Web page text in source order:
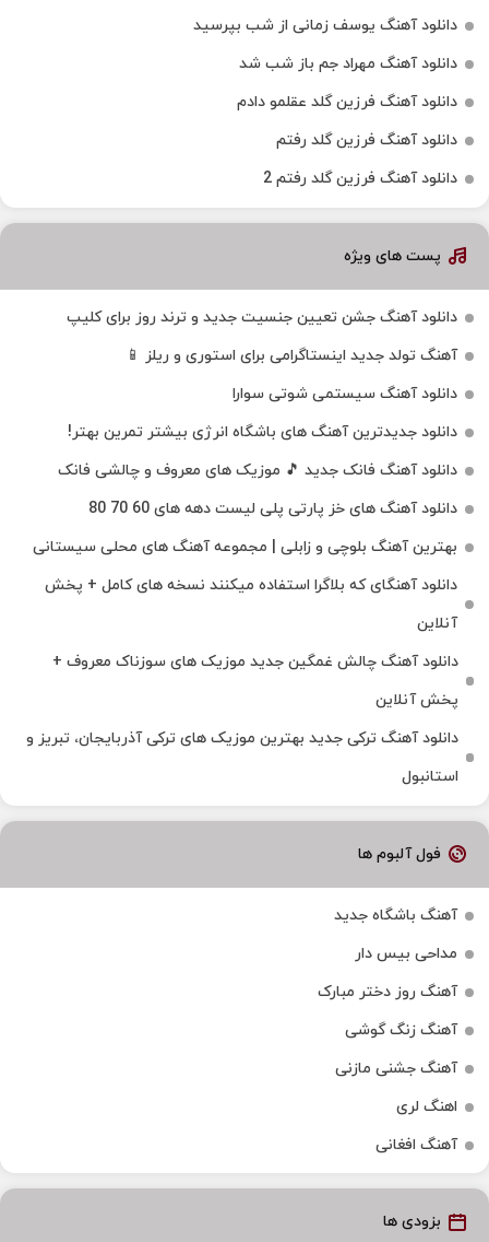
دانلود آهنگ یوسف زمانی از شب بپرسید
دانلود آهنگ مهراد جم باز شب شد
دانلود آهنگ فرزین گلد عقلمو دادم
دانلود آهنگ فرزین گلد رفتم
دانلود آهنگ فرزین گلد رفتم 2
پست های ویژه
دانلود آهنگ جشن تعیین جنسیت جدید و ترند روز برای کلیپ
آهنگ تولد جدید اینستاگرامی برای استوری و ریلز 📱
دانلود آهنگ سیستمی شوتی سوارا
دانلود جدیدترین آهنگ‌ های باشگاه انرژی بیشتر تمرین بهتر!
دانلود آهنگ فانک جدید 🎵 موزیک‌ های معروف و چالشی فانک
دانلود آهنگ های خز پارتی پلی لیست دهه های 60 70 80
بهترین آهنگ بلوچی و زابلی | مجموعه آهنگ‌ های محلی سیستانی
دانلود آهنگای که بلاگرا استفاده میکنند نسخه های کامل + پخش
آنلاین
دانلود آهنگ چالش غمگین جدید موزیک های سوزناک معروف +
پخش آنلاین
دانلود آهنگ ترکی جدید بهترین موزیک‌ های ترکی آذربایجان، تبریز و
استانبول
فول آلبوم ها
آهنگ باشگاه جدید
مداحی بیس دار
آهنگ روز دختر مبارک
آهنگ زنگ گوشی
آهنگ جشنی مازنی
اهنگ لری
آهنگ افغانی
بزودی ها